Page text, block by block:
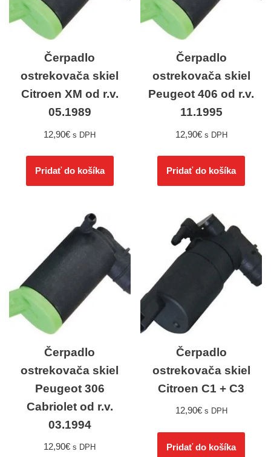
Čerpadlo
ostrekovača skiel
Citroen XM od r.v.
05.1989
12,90€ s DPH
Pridať do košíka
Čerpadlo
ostrekovača skiel
Peugeot 406 od r.v.
11.1995
12,90€ s DPH
Pridať do košíka
Čerpadlo
ostrekovača skiel
Peugeot 306
Cabriolet od r.v.
03.1994
12,90€ s DPH
Čerpadlo
ostrekovača skiel
Citroen C1 + C3
12,90€ s DPH
Pridať do košíka